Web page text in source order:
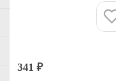
341 ₽